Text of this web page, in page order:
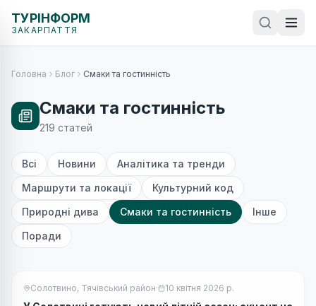
ТУРІНФОРМ
ЗАКАРПАТТЯ
Головна Блог Смаки та гостинність
Смаки та гостинність
219 статей
Всі Новини
Аналітика та тренди
Маршрути та локації
Культурний код
Природні дива
Смаки та гостинність
Інше
Поради
Солотвино, Тячівський район· 10 квітня 2026 р.